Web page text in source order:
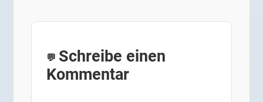
Schreibe einen
Kommentar